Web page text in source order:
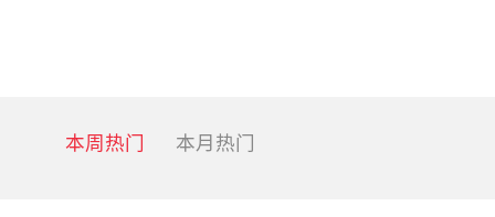
本周热门 本月热门